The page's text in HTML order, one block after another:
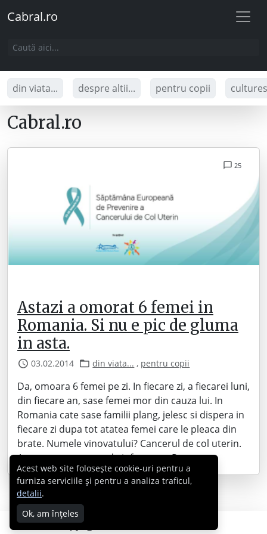
Cabral.ro
din viata... despre altii... pentru copii
Cabral.ro
25
Astazi a omorat 6 femei in
Romania. Si nu e pic de gluma
in asta.
03.02.2014 din viata... , pentru copii
Da, omoara 6 femei pe zi. In fiecare zi, a fiecarei luni,
din fiecare an, sase femei mor din cauza lui. In
Romania cate sase familii plang, jelesc si dispera in
fiecare zi dupa tot atatea femei care le pleaca din
brate. Numele vinovatului? Cancerul de col uterin.
Acesta este un post de informare. Pe…
Copyright © 2007 - 2026 Cabral.ro
Acest web site folosește cookie-uri pentru a
furniza serviciile și pentru a analiza traficul,
detalii.
Ok, am înțeles